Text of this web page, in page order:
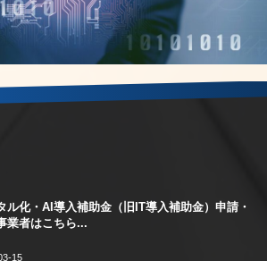
ル化・AI導入補助金（旧IT導入補助金）申請・
業者はこちら...
15